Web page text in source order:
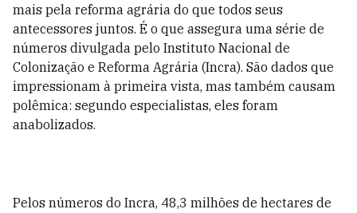
mais pela reforma agrária do que todos seus
antecessores juntos. É o que assegura uma série de
números divulgada pelo Instituto Nacional de
Colonização e Reforma Agrária (Incra). São dados que
impressionam à primeira vista, mas também causam
polêmica: segundo especialistas, eles foram
anabolizados.
Pelos números do Incra, 48,3 milhões de hectares de